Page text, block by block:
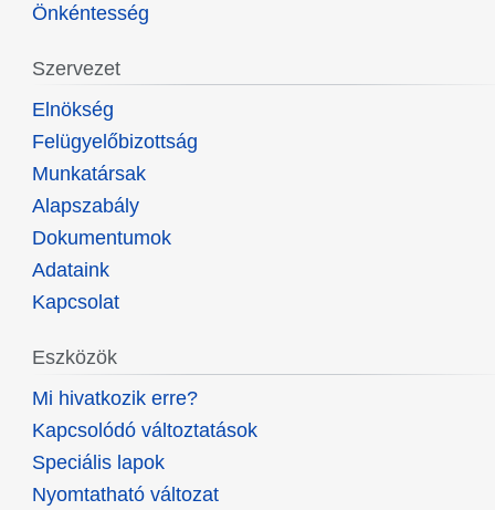
Önkéntesség
Szervezet
Elnökség
Felügyelőbizottság
Munkatársak
Alapszabály
Dokumentumok
Adataink
Kapcsolat
Eszközök
Mi hivatkozik erre?
Kapcsolódó változtatások
Speciális lapok
Nyomtatható változat